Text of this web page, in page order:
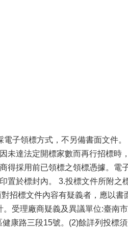
子領標方式，不另備書面文件
未達法定開標家數而再行招標時
得採用前已領標之領標憑據。電
置於標封內。 3.投標文件所附之
招標文件內容有疑義者，應以書
受理廠商疑義及異議單位:臺南
康路三段15號。(2)餘詳列投標